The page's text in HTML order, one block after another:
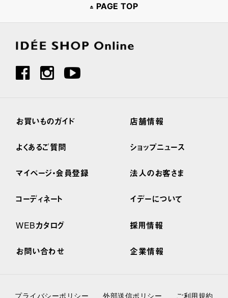
PAGE TOP
お買いものガイド
よくあるご質問
マイページ・会員登録
コーディネート
WEBカタログ
お問い合わせ
店舗情報
ショップニュース
法人のお客さま
イデーについて
採用情報
企業情報
プライバシーポリシー 外部送信ポリシー ご利用規約